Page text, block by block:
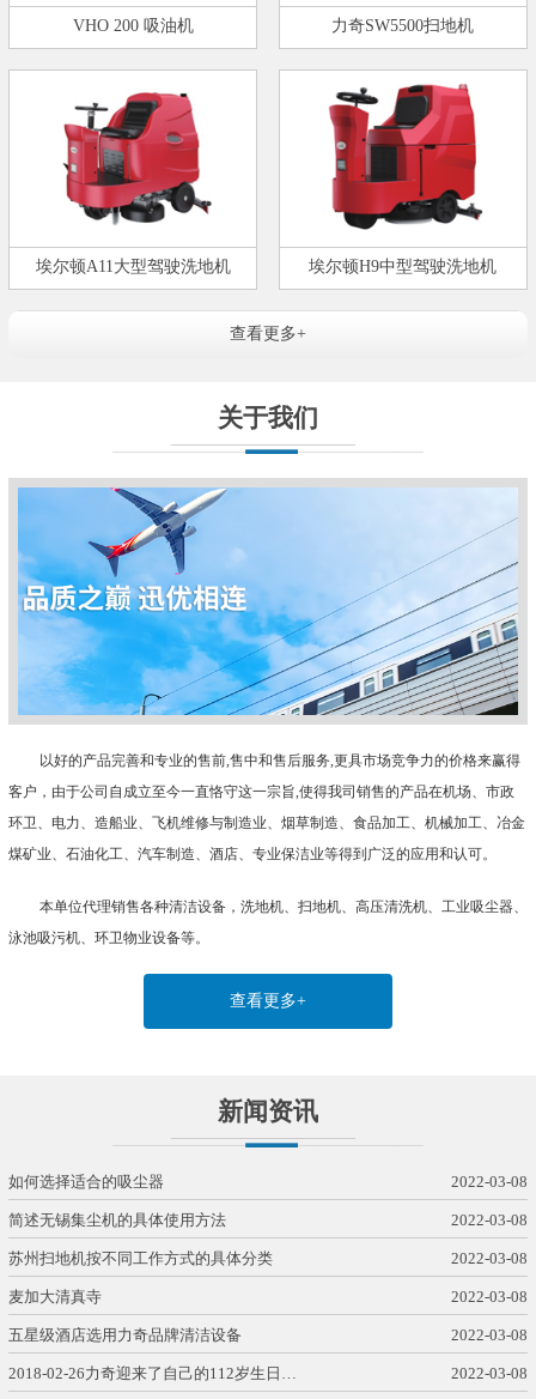
VHO 200 吸油机 力奇SW5500扫地机
埃尔顿A11大型驾驶洗地机 埃尔顿H9中型驾驶洗地机
查看更多+
关于我们
以好的产品完善和专业的售前,售中和售后服务,更具市场竞争力的价格来赢得
客户 ， 由于公司自成立至今一直恪守这一宗旨,使得我司销售的产品在机场、市政
环卫、电力、造船业、飞机维修与制造业、烟草制造、食品加工、机械加工、冶金
煤矿业、石油化工、汽车制造、酒店、专业保洁业等得到广泛的应用和认可。
本单位代理销售各种清洁设备，洗地机、扫地机、高压清洗机、工业吸尘器、
泳池吸污机、环卫物业设备等。
查看更多+
新闻资讯
如何选择适合的吸尘器 2022-03-08
简述无锡集尘机的具体使用方法 2022-03-08
苏州扫地机按不同工作方式的具体分类 2022-03-08
麦加大清真寺 2022-03-08
五星级酒店选用力奇品牌清洁设备 2022-03-08
2018-02-26力奇迎来了自己的112岁生日… 2022-03-08